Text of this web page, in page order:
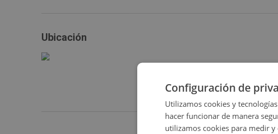
Ubicación
Configuración de
Utilizamos cookies y
hacer funcionar de manera
utilizamos cookies para medir